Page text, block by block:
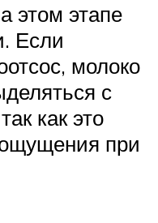
этом этапе
Если
молоко
с
как это
при